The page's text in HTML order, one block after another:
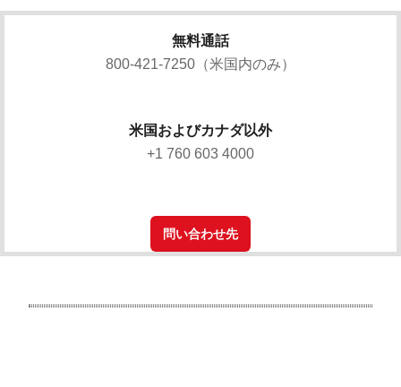
無料通話
800-421-7250（米国内のみ）
米国およびカナダ以外
+1 760 603 4000
問い合わせ先